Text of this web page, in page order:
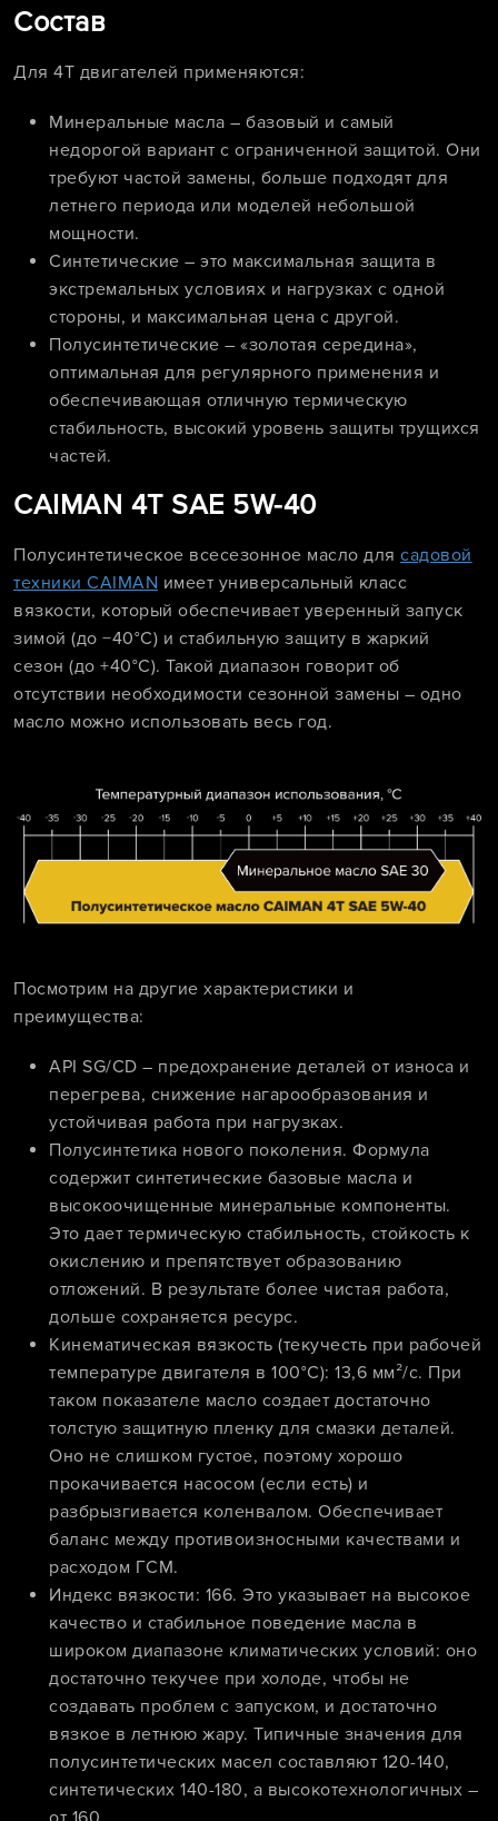
Состав
Для 4Т двигателей применяются:
Минеральные масла – базовый и самый
недорогой вариант с ограниченной защитой. Они
требуют частой замены, больше подходят для
летнего периода или моделей небольшой
мощности.
Синтетические – это максимальная защита в
экстремальных условиях и нагрузках с одной
стороны, и максимальная цена с другой.
Полусинтетические – «золотая середина»,
оптимальная для регулярного применения и
обеспечивающая отличную термическую
стабильность, высокий уровень защиты трущихся
частей.
CAIMAN 4T SAE 5W-40
Полусинтетическое всесезонное масло для садовой
техники CAIMAN имеет универсальный класс
вязкости, который обеспечивает уверенный запуск
зимой (до −40°C) и стабильную защиту в жаркий
сезон (до +40°C). Такой диапазон говорит об
отсутствии необходимости сезонной замены – одно
масло можно использовать весь год.
Посмотрим на другие характеристики и
преимущества:
API SG/CD – предохранение деталей от износа и
перегрева, снижение нагарообразования и
устойчивая работа при нагрузках.
Полусинтетика нового поколения. Формула
содержит синтетические базовые масла и
высокоочищенные минеральные компоненты.
Это дает термическую стабильность, стойкость к
окислению и препятствует образованию
отложений. В результате более чистая работа,
дольше сохраняется ресурс.
Кинематическая вязкость (текучесть при рабочей
температуре двигателя в 100°C): 13,6 мм²/с. При
таком показателе масло создает достаточно
толстую защитную пленку для смазки деталей.
Оно не слишком густое, поэтому хорошо
прокачивается насосом (если есть) и
разбрызгивается коленвалом. Обеспечивает
баланс между противоизносными качествами и
расходом ГСМ.
Индекс вязкости: 166. Это указывает на высокое
качество и стабильное поведение масла в
широком диапазоне климатических условий: оно
достаточно текучее при холоде, чтобы не
создавать проблем с запуском, и достаточно
вязкое в летнюю жару. Типичные значения для
полусинтетических масел составляют 120-140,
синтетических 140-180, а высокотехнологичных –